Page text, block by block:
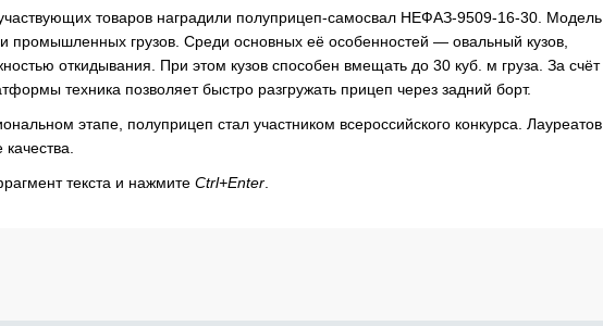
товаров наградили полуприцеп-самосвал НЕФАЗ-9509-16-30. Модель
промышленных грузов. Среди основных её особенностей — овальный кузов,
откидывания. При этом кузов способен вмещать до 30 куб. м груза. За счёт
техника позволяет быстро разгружать прицеп через задний борт.
этапе, полуприцеп стал участником всероссийского конкурса. Лауреатов
текста и нажмите Ctrl+Enter